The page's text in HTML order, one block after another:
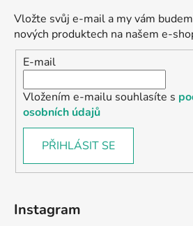
Vložte svůj e-mail a my vám
nových produktech na našem e-
E-mail
Vložením e-mailu souhlasíte s
osobních údajů
PŘIHLÁSIT SE
Instagram